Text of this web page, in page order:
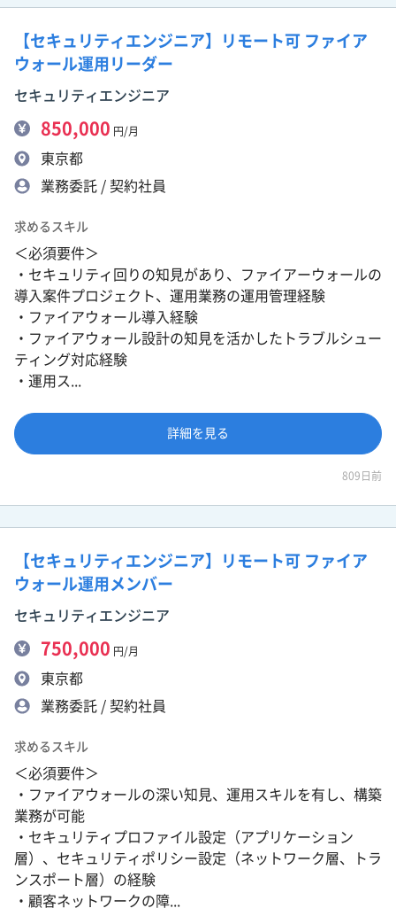
【セキュリティエンジニア】リモート可 ファイア
ウォール運用リーダー
セキュリティエンジニア
850,000 円/月
東京都
業務委託 / 契約社員
求めるスキル
＜必須要件＞
・セキュリティ回りの知見があり、ファイアーウォールの
導入案件プロジェクト、運用業務の運用管理経験
・ファイアウォール導入経験
・ファイアウォール設計の知見を活かしたトラブルシュー
ティング対応経験
・運用ス...
詳細を見る
809日前
【セキュリティエンジニア】リモート可 ファイア
ウォール運用メンバー
セキュリティエンジニア
750,000 円/月
東京都
業務委託 / 契約社員
求めるスキル
＜必須要件＞
・ファイアウォールの深い知見、運用スキルを有し、構築
業務が可能
・セキュリティプロファイル設定（アプリケーション
層）、セキュリティポリシー設定（ネットワーク層、トラ
ンスポート層）の経験
・顧客ネットワークの障...